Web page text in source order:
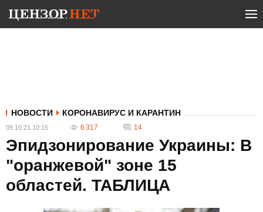
НОВОСТИ КОРОНАВИРУС И КАРАНТИН
09.10.21 10:15 6 317 14
Эпидзонирование Украины: В
"оранжевой" зоне 15
областей. ТАБЛИЦА